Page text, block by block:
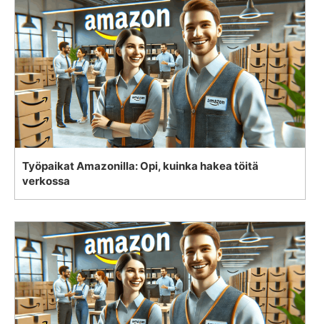
Työpaikat Amazonilla: Opi, kuinka hakea töitä
verkossa